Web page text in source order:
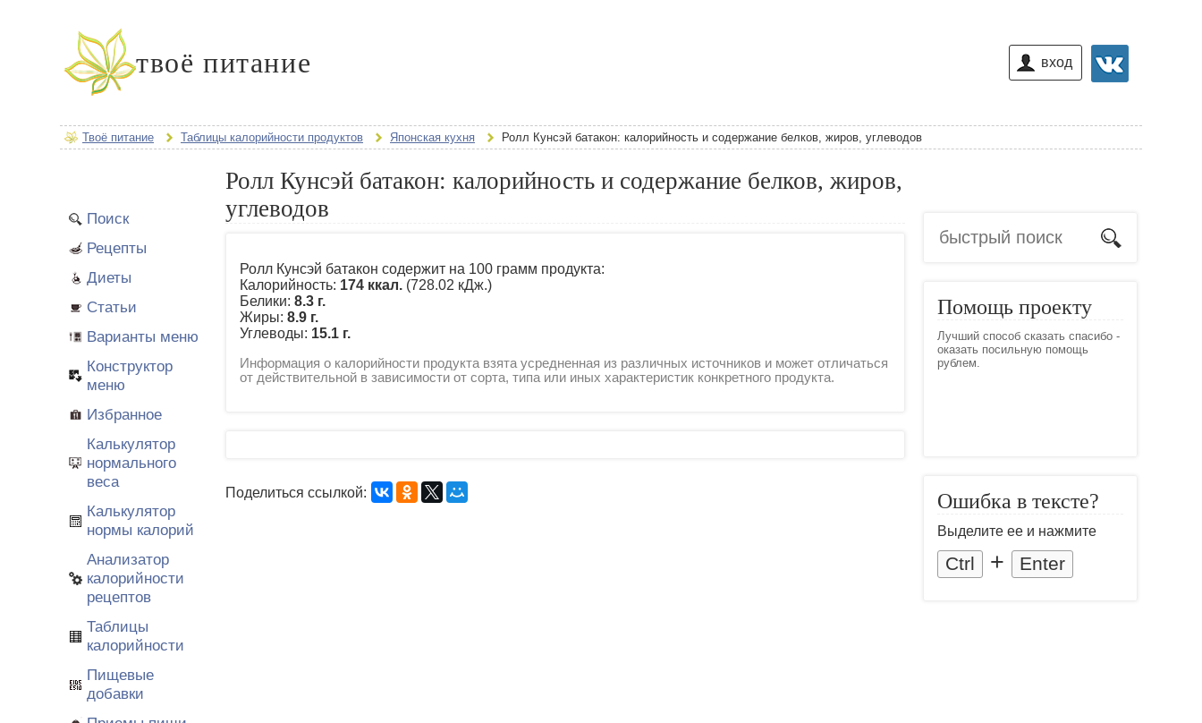
твоё питание вход
Твоё питание Таблицы калорийности продуктов Японская кухня Ролл Кунсэй батакон: калорийность и содержание белков, жиров, углеводов
Поиск
Рецепты
Диеты
Статьи
Варианты меню
Конструктор
меню
Избранное
Калькулятор
нормального
веса
Калькулятор
нормы калорий
Анализатор
калорийности
рецептов
Таблицы
калорийности
Пищевые
добавки
Ролл Кунсэй батакон: калорийность и содержание белков, жиров,
углеводов
Ролл Кунсэй батакон содержит на 100 грамм продукта:
Калорийность: 174 ккал. (728.02 кДж.)
Белики: 8.3 г.
Жиры: 8.9 г.
Углеводы: 15.1 г.
Информация о калорийности продукта взята усредненная из различных источников и может отличаться
от действительной в зависимости от сорта, типа или иных характеристик конкретного продукта.
Поделиться ссылкой:
Помощь проекту
Лучший способ сказать спасибо -
оказать посильную помощь
рублем.
Ошибка в тексте?
Выделите ее и нажмите
Ctrl + Enter